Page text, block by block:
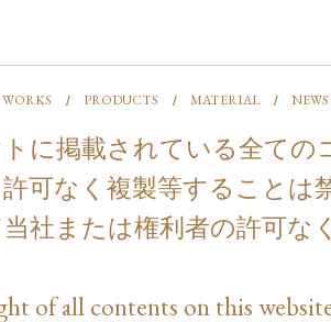
WORKS PRODUCTS MATERIAL NEWS
に掲載されている全て
可なく複製等することは
社または権利者の許可
of all contents on this